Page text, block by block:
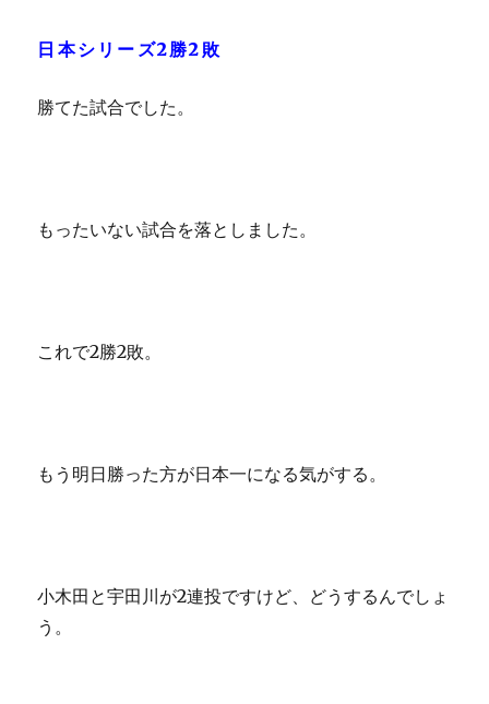
日本シリーズ2勝2敗
勝てた試合でした。
もったいない試合を落としました。
これで2勝2敗。
もう明日勝った方が日本一になる気がする。
小木田と宇田川が2連投ですけど、どうするんでしょ
う。